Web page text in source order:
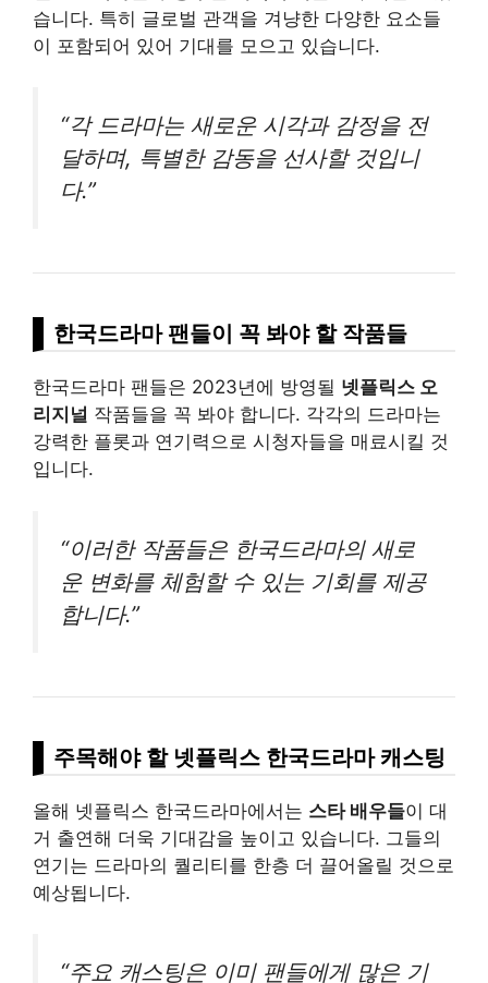
습니다. 특히 글로벌 관객을 겨냥한 다양한 요소들
이 포함되어 있어 기대를 모으고 있습니다.
“각 드라마는 새로운 시각과 감정을 전
달하며, 특별한 감동을 선사할 것입니
다.”
한국드라마 팬들이 꼭 봐야 할 작품들
한국드라마 팬들은 2023년에 방영될 넷플릭스 오
리지널 작품들을 꼭 봐야 합니다. 각각의 드라마는
강력한 플롯과 연기력으로 시청자들을 매료시킬 것
입니다.
“이러한 작품들은 한국드라마의 새로
운 변화를 체험할 수 있는 기회를 제공
합니다.”
주목해야 할 넷플릭스 한국드라마 캐스팅
올해 넷플릭스 한국드라마에서는 스타 배우들이 대
거 출연해 더욱 기대감을 높이고 있습니다. 그들의
연기는 드라마의 퀄리티를 한층 더 끌어올릴 것으로
예상됩니다.
“주요 캐스팅은 이미 팬들에게 많은 기